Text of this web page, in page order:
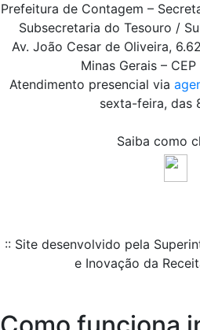
Prefeitura de Contagem –
Subsecretaria do Tesouro /
Av. João Cesar de Oliveira,
Minas Gerais –
Atendimento presencial via
sexta-feira, das
Saiba como
:: Site desenvolvido pela
e Inovação da